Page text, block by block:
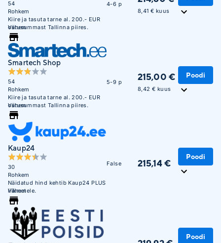
54
Rohkem
Kiire ja tasuta tarne al. 200.- EUR
ostusummast Tallinna piires.
Vähem
4-6 p
8,41 € kuus
Smartech Shop
54
Rohkem
Kiire ja tasuta tarne al. 200.- EUR
ostusummast Tallinna piires.
Vähem
5-9 p 215,00 €
8,42 € kuus
Poodi
Kaup24
30
Rohkem
Näidatud hind kehtib Kaup24 PLUS
liikmetele.
Vähem
False 215,14 €
Poodi
Poodi